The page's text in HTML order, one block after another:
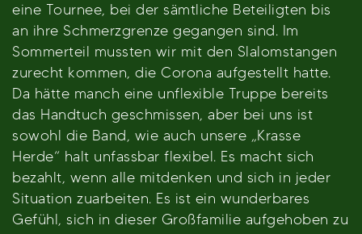
eine Tournee, bei der sämtliche Beteiligten bis
an ihre Schmerzgrenze gegangen sind. Im
Sommerteil mussten wir mit den Slalomstangen
zurecht kommen, die Corona aufgestellt hatte.
Da hätte manch eine unflexible Truppe bereits
das Handtuch geschmissen, aber bei uns ist
sowohl die Band, wie auch unsere „Krasse
Herde“ halt unfassbar flexibel. Es macht sich
bezahlt, wenn alle mitdenken und sich in jeder
Situation zuarbeiten. Es ist ein wunderbares
Gefühl, sich in dieser Großfamilie aufgehoben zu